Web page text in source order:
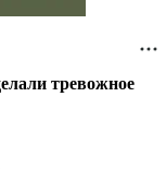
тревожное